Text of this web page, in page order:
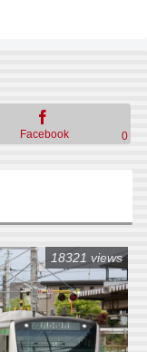
Facebook 0
18321 views